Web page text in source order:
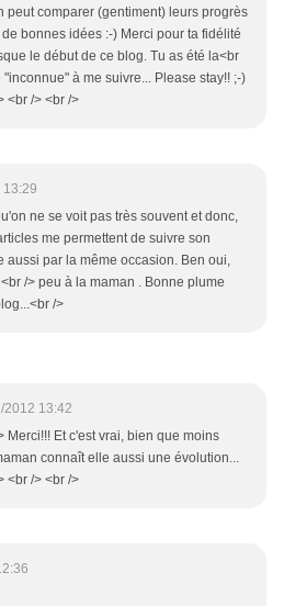
peut comparer (gentiment) leurs progrès
bonnes idées :-) Merci pour ta fidélité
le début de ce blog. Tu as été la<br
"inconnue" à me suivre... Please stay!! ;-)
<br /> <br />
ne se voit pas très souvent et donc,
me permettent de suivre son
aussi par la même occasion. Ben oui,
/> peu à la maman . Bonne plume
/>
2012 13:42
Merci!!! Et c'est vrai, bien que moins
connaît elle aussi une évolution...
<br /> <br />